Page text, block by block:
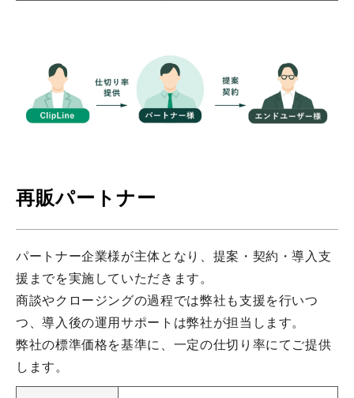
再販パートナー
パートナー企業様が主体となり、提案・契約・導入支
援までを実施していただきます。
商談やクロージングの過程では弊社も支援を行いつ
つ、導入後の運用サポートは弊社が担当します。
弊社の標準価格を基準に、一定の仕切り率にてご提供
します。